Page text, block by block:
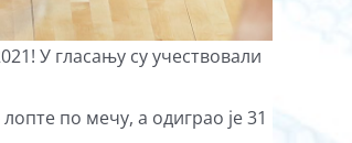
У гласању су учествовали
по мечу, а одиграо је 31